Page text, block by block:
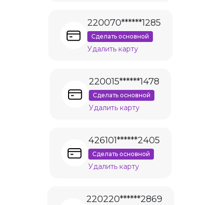
220070******1285
Сделать основной
Удалить карту
220015******1478
Сделать основной
Удалить карту
426101******2405
Сделать основной
Удалить карту
220220******2869